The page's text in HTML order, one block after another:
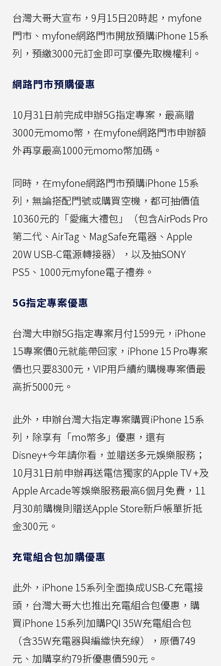
台灣大哥大宣布，9月15日20時起，myfone
門市、myfone網路門市開放預購iPhone 15系
列，預繳3000元訂金即可享優先取機權利。
網路門市預購優惠
10月31日前完成申辦5G指定專案，最高贈
3000元momo幣，在myfone網路門市申辦額
外再享最高1000元momo幣加碼。
同時，在myfone網路門市預購iPhone 15系
列，無論搭配門號或購買空機，都可抽價值
10360元的「愛瘋大禮包」（包含AirPods Pro
第二代、AirTag、MagSafe充電器、Apple
20W USB-C電源轉接器），以及抽SONY
PS5、1000元myfone電子禮券。
5G指定專案優惠
台灣大申辦5G指定專案月付1599元，iPhone
15專案價0元就能帶回家，iPhone 15 Pro專案
價也只要8300元，VIP用戶續約購機專案價最
高折5000元。
此外，申辦台灣大指定專案購買iPhone 15系
列，除享有「mo幣多」優惠，還有
Disney+今年請你看，並贈送多元娛樂服務；
10月31日前申辦再送電信獨家的Apple TV +及
Apple Arcade等娛樂服務最高6個月免費，11
月30前購機則贈送Apple Store新戶帳單折抵
金300元。
充電組合包加購優惠
此外，iPhone 15系列全面換成USB-C充電接
頭，台灣大哥大也推出充電組合包優惠，購
買iPhone 15系列加購PQI 35W充電組合包
（含35W充電器與編織快充線），原價749
元、加購享約79折優惠價590元。